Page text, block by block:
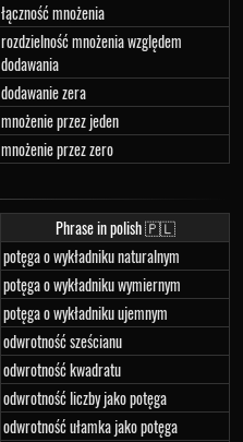
łączność mnożenia
rozdzielność mnożenia względem
dodawania
dodawanie zera
mnożenie przez jeden
mnożenie przez zero
Phrase in polish 🇵🇱
potęga o wykładniku naturalnym
potęga o wykładniku wymiernym
potęga o wykładniku ujemnym
odwrotność sześcianu
odwrotność kwadratu
odwrotność liczby jako potęga
odwrotność ułamka jako potęga